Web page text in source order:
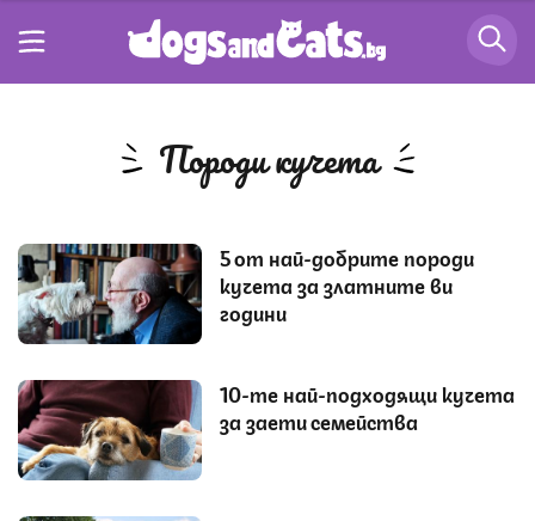
породи кучета
5 от най-добрите породи
кучета за златните ви
години
10-те най-подходящи кучета
за заети семейства